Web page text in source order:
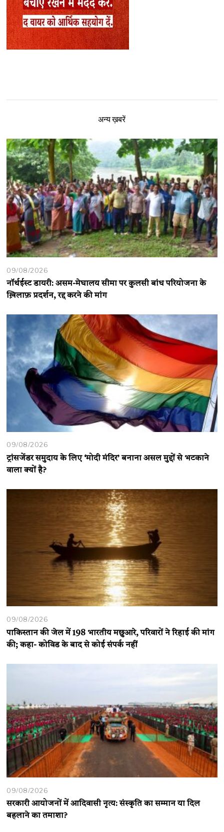
अन्य ख़बरें
09/08/2026
नॉर्थईस्ट डायरी: असम-मेघालय सीमा पर कुलसी बांध परियोजना के
ख़िलाफ़ प्रदर्शन, रद्द करने की मांग
09/08/2026
ट्रांसजेंडर समुदाय के लिए ‘मोदी मंदिर’ बनाना असल मुद्दों से भटकाने
वाला क्यों है?
09/08/2026
पाकिस्तान की जेल में 198 भारतीय मछुआरे, परिवारों ने रिहाई की मांग
की; कहा- कोविड के बाद से कोई संपर्क नहीं
09/08/2026
सरकारी आयोजनों में आदिवासी नृत्य: संस्कृति का सम्मान या दिल
बहलाने का तमाशा?